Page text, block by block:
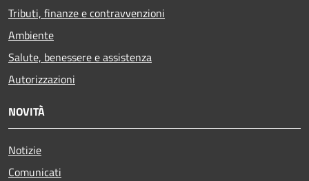
Tributi, finanze e contravvenzioni
Ambiente
Salute, benessere e assistenza
Autorizzazioni
NOVITÀ
Notizie
Comunicati